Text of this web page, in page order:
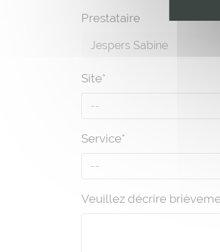
Prestataire
Jespers Sabine
Site*
--
Service*
--
Veuillez décrire